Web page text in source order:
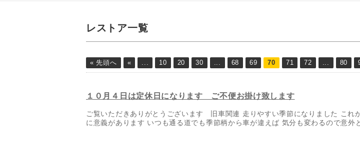
レストア一覧
« 先頭へ « ... 10 20 30 ... 68 69 70 71 72 ... 80
１０月４日は定休日になります ご不便お掛け致します
ご覧いただきありがとうございます 旧車関連 走りやすい季節になりました これ
に意義があります いつも通る道でも季節柄から車が違えば 気分も変わるので意外